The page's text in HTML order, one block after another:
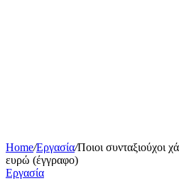
Home/Εργασία/Ποιοι συνταξιούχοι
ευρώ (έγγραφο)
Εργασία